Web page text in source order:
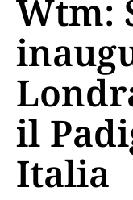
Wtm:
il
Italia